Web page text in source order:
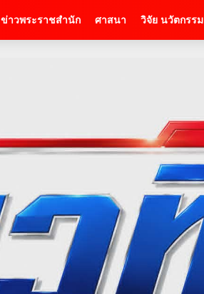
ข่าวพระราชสำนัก ศาสนา วิจัย นวัตกรรม